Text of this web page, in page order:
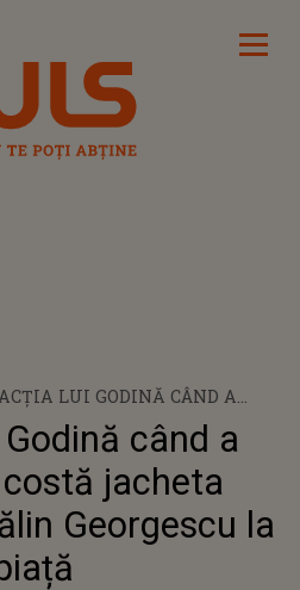
LUI GODINĂ CÂND A
CÂT COSTĂ JACHETA
DE CĂLIN GEORGESCU
când a
jacheta
Georgescu la